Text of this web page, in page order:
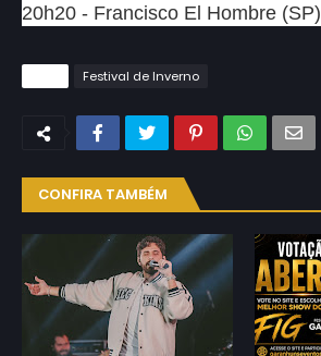
20h20 - Francisco El Hombre (SP)
Festival de Inverno
CONFIRA TAMBÉM